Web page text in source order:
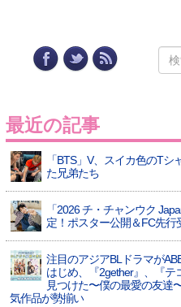
最近の記事
「BTS」V、スイカ色のT
た兄弟たち
「2026 チ・チャンウク
定！ポスター公開＆FC先行
注目のアジアBLドラマが
はじめ、『2gether』、『
見つけた〜僕の最愛の友達
気作品が勢揃い